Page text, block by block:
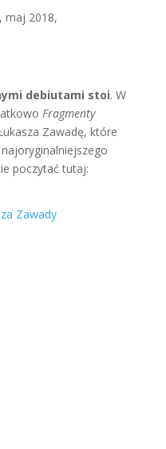
maj 2018,
debiutami stoi. W
Fragmenty
Zawadę, które
poczytać tutaj:
Zawady